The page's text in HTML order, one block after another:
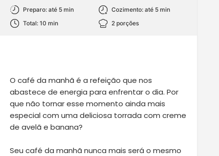
Preparo: até 5 min
Cozimento: até 5 min
Total: 10 min
2 porções
O café da manhã é a refeição que nos
abastece de energia para enfrentar o dia. Por
que não tornar esse momento ainda mais
especial com uma deliciosa torrada com creme
de avelã e banana?
Seu café da manhã nunca mais será o mesmo